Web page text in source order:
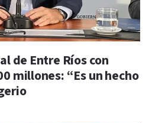
de Entre Ríos con
millones: “Es un hecho